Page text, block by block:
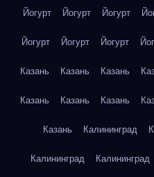
Йогурт Йогурт Йогурт
Йогурт Йогурт Йогурт
Казань Казань Казань
Казань Казань Казань
Казань Калининград
Калининград Калининград